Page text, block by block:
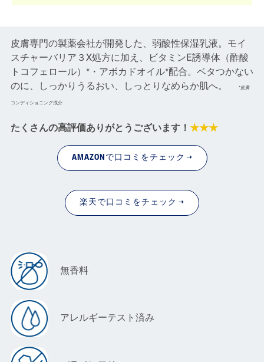
皮膚専門の製薬会社が開発した、弱酸性保湿乳液。モイ
スチャーバリア３X処方に加え、ビタミンE誘導体（酢酸
トコフェロール）*・アボカドオイル*配合。ベタつかない
のに、しっかりうるおい、しっとりなめらか肌へ。
*皮膚
コンディショニング成分
たくさんの高評価ありがとうございます！ ★★★
AMAZONで口コミをチェック →
楽天で口コミをチェック →
無香料
アレルギーテスト済み